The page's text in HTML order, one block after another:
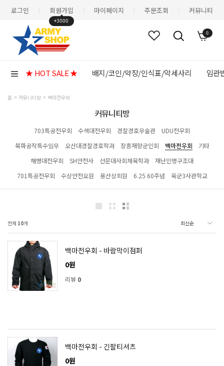
로그인 회원가입
+3000
마이페이지 주문조회 커뮤니티
0
★ HOT SALE ★ 배지/코인/약장/인식표/악세사리 임관
홈 커뮤니티방 백마전우회
커뮤니티방
703특공전우회 수색대전우회 경찰경호무술관
UDU전우회
북파공작특수임무
오산대경찰경호학과 장흥재향군인회 백마전우회
기타
해병대전우회
SH안전사 선문대사회체육학과
재난인명구조대
701특공전우회
수상안전요원 용산상희원 6.25 60주념 육군3사관학교
전체 10개
백마전우회 - 바람막이점퍼
0원
리뷰 0
백마전우회 - 긴팔티셔츠
0원